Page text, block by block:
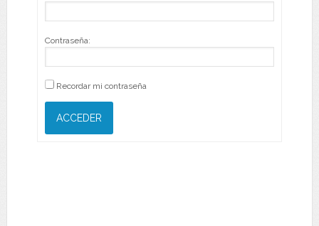
Contraseña:
Recordar mi contraseña
ACCEDER